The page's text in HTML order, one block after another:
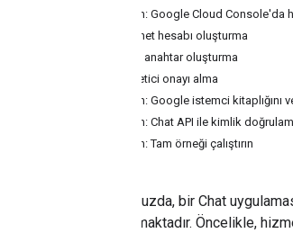
1. adım: Google Cloud Console'da
Hizmet hesabı oluşturma
Özel anahtar oluşturma
Yönetici onayı alma
2. adım: Google istemci kitaplığını
3. adım: Chat API ile kimlik
4. adım: Tam örneği çalıştırın
Bu kılavuzda, bir Chat
açıklanmaktadır. Öncelikle,